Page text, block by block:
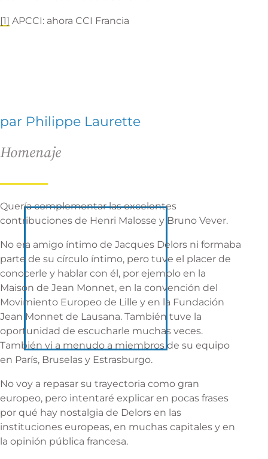
[1] APCCI: ahora CCI Francia
par Philippe Laurette
Homenaje
Quería complementar las excelentes
contribuciones de Henri Malosse y Bruno Vever.
No era amigo íntimo de Jacques Delors ni formaba
parte de su círculo íntimo, pero tuve el placer de
conocerle y hablar con él, por ejemplo en la
Maison de Jean Monnet, en la convención del
Movimiento Europeo de Lille y en la Fundación
Jean Monnet de Lausana. También tuve la
oportunidad de escucharle muchas veces.
También vi a menudo a miembros de su equipo
en París, Bruselas y Estrasburgo.
No voy a repasar su trayectoria como gran
europeo, pero intentaré explicar en pocas frases
por qué hay nostalgia de Delors en las
instituciones europeas, en muchas capitales y en
la opinión pública francesa.